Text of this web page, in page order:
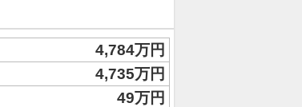
4,784万円
4,735万円
49万円